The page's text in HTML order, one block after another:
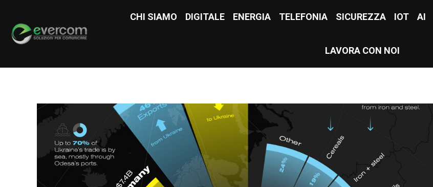
CHI SIAMO DIGITALE ENERGIA TELEFONIA SICUREZZA IOT AI
LAVORA CON NOI
CHI SIAMO DIGITALE ENERGIA TELEFONIA SICUREZZA IOT AI
LAVORA CON NOI